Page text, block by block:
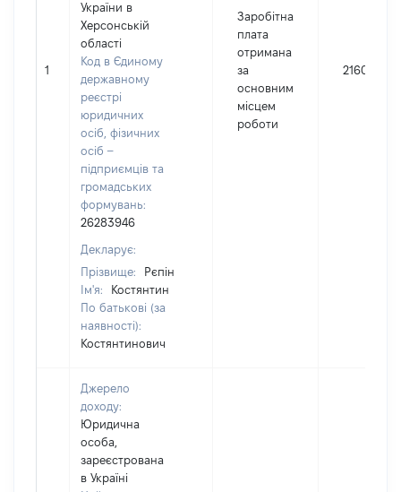
1
України в
Херсонській
області
Код в Єдиному
державному
реєстрі
юридичних
осіб, фізичних
осіб –
підприємців та
громадських
формувань:
26283946
Декларує:
Прізвище:
Рєпін
Ім'я:
Костянтин
По батькові (за
наявності):
Костянтинович
Заробітна
плата
отримана
за
основним
місцем
роботи
216009
Джерело
доходу:
Юридична
особа,
зареєстрована
в Україні